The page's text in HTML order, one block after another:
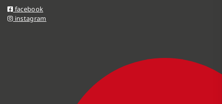
facebook
instagram